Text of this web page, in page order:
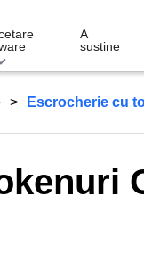
A
sustine
Escrocherie cu